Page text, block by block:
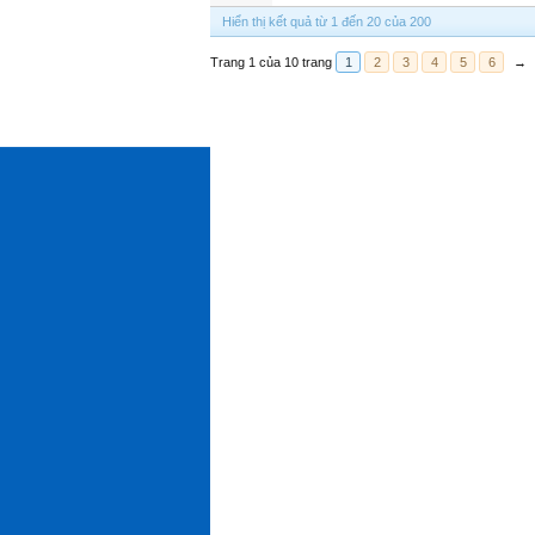
Hiển thị kết quả từ 1 đến 20 của 200
Trang 1 của 10 trang 1 2 3 4 5 6 →